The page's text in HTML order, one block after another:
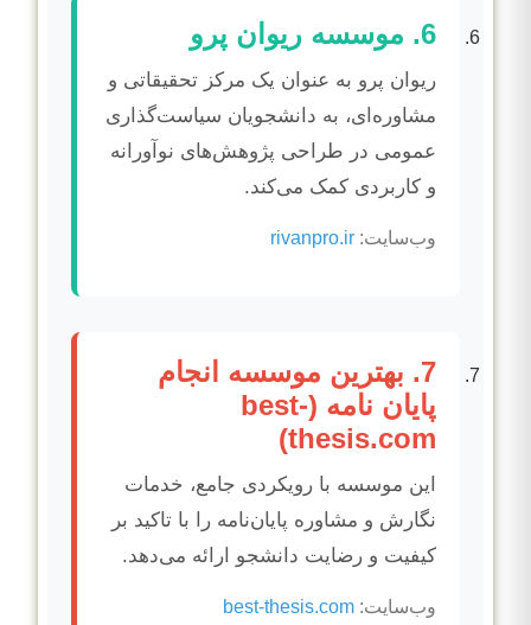
6. موسسه ریوان پرو
ریوان پرو به عنوان یک مرکز تحقیقاتی و
مشاوره‌ای، به دانشجویان سیاست‌گذاری
عمومی در طراحی پژوهش‌های نوآورانه
و کاربردی کمک می‌کند.
وب‌سایت: rivanpro.ir
7. بهترین موسسه انجام
پایان نامه (best-
thesis.com)
این موسسه با رویکردی جامع، خدمات
نگارش و مشاوره پایان‌نامه را با تاکید بر
کیفیت و رضایت دانشجو ارائه می‌دهد.
وب‌سایت: best-thesis.com